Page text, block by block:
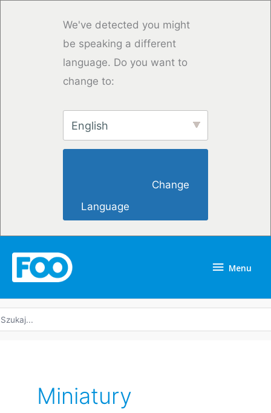
We've detected you might
be speaking a different
language. Do you want to
change to:
English
Language
Menu
Miniatury